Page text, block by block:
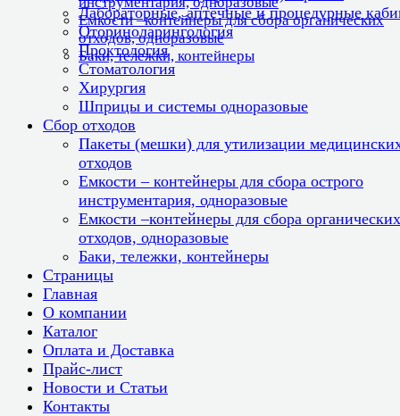
Емкости –контейнеры для сбора органических
отходов, одноразовые
Баки, тележки, контейнеры
Лабораторные, аптечные и процедурные
Оториноларингология
Проктология
Стоматология
Хирургия
Шприцы и системы одноразовые
Сбор отходов
Пакеты (мешки) для утилизации
отходов
Емкости – контейнеры для сбора острого
инструментария, одноразовые
Емкости –контейнеры для сбора органических
отходов, одноразовые
Баки, тележки, контейнеры
Страницы
Главная
О компании
Каталог
Оплата и Доставка
Прайс-лист
Новости и Статьи
Контакты